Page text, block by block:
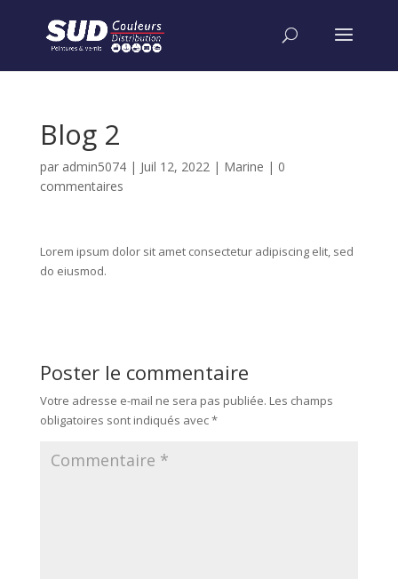
Blog 2
par admin5074| Juil 12, 2022| Marine | 0
commentaires
Lorem ipsum dolor sit amet consectetur adipiscing elit, sed
do eiusmod.
Poster le commentaire
Votre adresse e-mail ne sera pas publiée. Les champs
obligatoires sont indiqués avec*